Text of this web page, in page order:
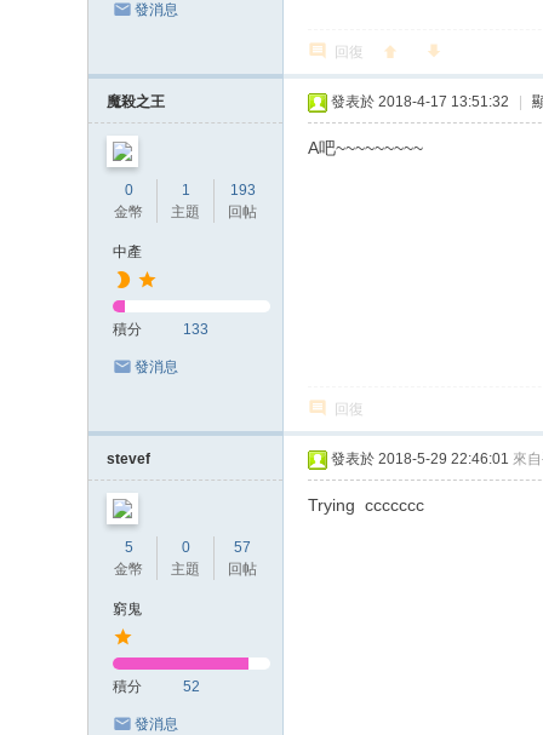
發消息
回復
魔殺之王
0
金幣
1
主題
193
回帖
中產
積分 133
發消息
發表於 2018-4-17 13:51:32
A吧~~~~~~~~~
回復
stevef
5
金幣
0
主題
57
回帖
窮鬼
積分 52
發消息
發表於 2018-5-29 22:46:01 來
Trying ccccccc